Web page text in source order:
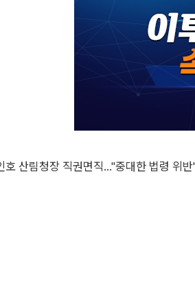
호 산림청장 직권면직…"중대한 법령 위